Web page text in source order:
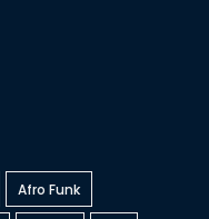
Afro Funk